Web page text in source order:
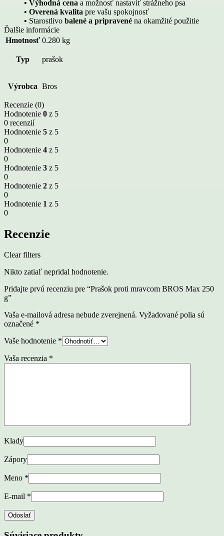
• Výhodná cena a možnosť nastaviť strážneho psa
• Overená kvalita pre vašu spokojnosť
• Starostlivo balené a pripravené na okamžité použitie
Ďalšie informácie
Hmotnosť 0.280 kg
Typ prašok
Výrobca Bros
Recenzie (0)
Hodnotenie 0 z 5
0 recenzií
Hodnotenie 5 z 5
0
Hodnotenie 4 z 5
0
Hodnotenie 3 z 5
0
Hodnotenie 2 z 5
0
Hodnotenie 1 z 5
0
Recenzie
Clear filters
Nikto zatiaľ nepridal hodnotenie.
Pridajte prvú recenziu pre “Prašok proti mravcom BROS Max 250
g”
Vaša e-mailová adresa nebude zverejnená. Vyžadované polia sú
označené *
Vaše hodnotenie *
Vaša recenzia *
Klady
Zápory
Meno *
E-mail *